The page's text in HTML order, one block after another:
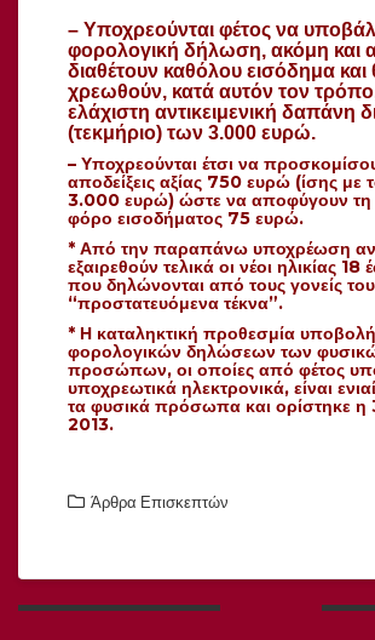
– Υποχρεούνται φέτος να
φορολογική δήλωση, ακόμη και
διαθέτουν καθόλου εισόδημα και
χρεωθούν, κατά αυτόν τον
ελάχιστη αντικειμενική δαπάνη
(τεκμήριο) των 3.000 ευρώ.
– Υποχρεούνται έτσι να
αποδείξεις αξίας 750 ευρώ (ίσης με
3.000 ευρώ) ώστε να αποφύγουν
φόρο εισοδήματος 75 ευρώ.
* Από την παραπάνω υποχρέωση
εξαιρεθούν τελικά οι νέοι ηλικίας
που δηλώνονται από τους γονείς
“προστατευόμενα τέκνα”.
* Η καταληκτική προθεσμία
φορολογικών δηλώσεων των
προσώπων, οι οποίες από φέτος
υποχρεωτικά ηλεκτρονικά, είναι
τα φυσικά πρόσωπα και ορίστηκε η
2013.
Άρθρα Επισκεπτών
Πλοήγηση